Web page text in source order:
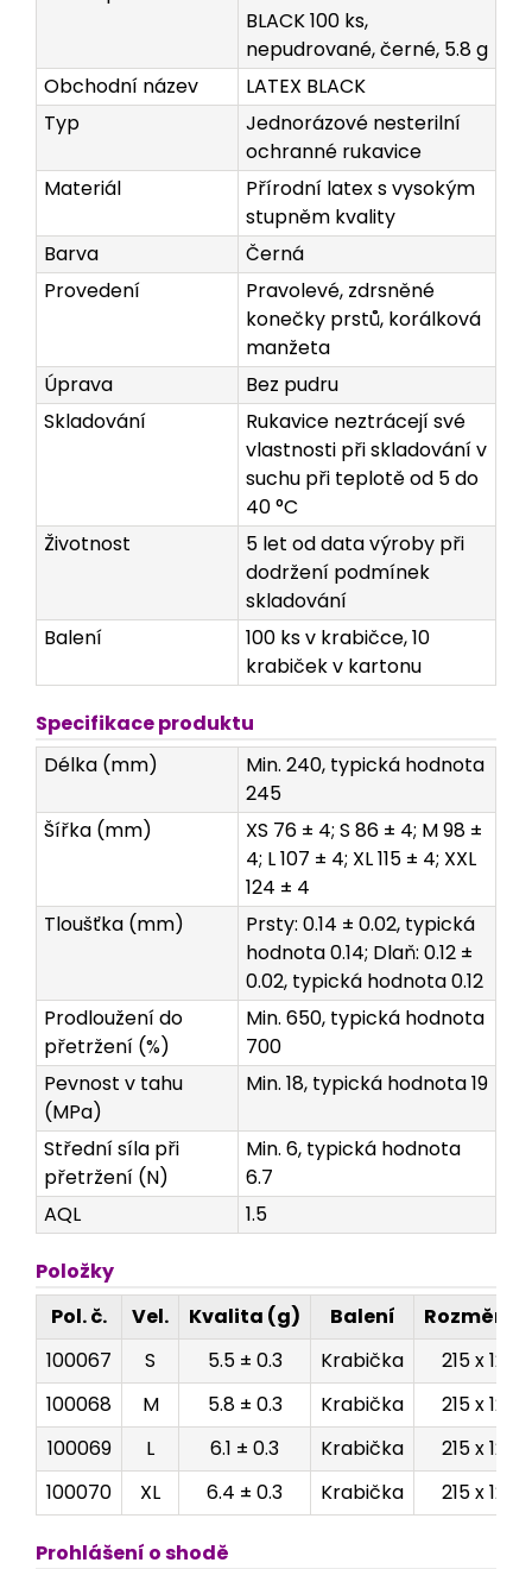
BLACK 100 ks,
nepudrované, černé, 5.8 g
Obchodní název
LATEX BLACK
Typ
Jednorázové nesterilní
ochranné rukavice
Materiál
Přírodní latex s vysokým
stupněm kvality
Barva
Černá
Provedení
Pravolevé, zdrsněné
konečky prstů, korálková
manžeta
Úprava
Bez pudru
Skladování
Rukavice neztrácejí své
vlastnosti při skladování v
suchu při teplotě od 5 do
40 °C
Životnost
5 let od data výroby při
dodržení podmínek
skladování
Balení
100 ks v krabičce, 10
krabiček v kartonu
Specifikace produktu
Délka (mm)
Min. 240, typická hodnota
245
Šířka (mm)
XS 76 ± 4; S 86 ± 4; M 98 ±
4; L 107 ± 4; XL 115 ± 4; XXL
124 ± 4
Tloušťka (mm)
Prsty: 0.14 ± 0.02, typická
hodnota 0.14; Dlaň: 0.12 ±
0.02, typická hodnota 0.12
Prodloužení do
přetržení (%)
Min. 650, typická hodnota
700
Pevnost v tahu
(MPa)
Min. 18, typická hodnota 19
Střední síla při
přetržení (N)
Min. 6, typická hodnota
6.7
AQL
1.5
Položky
Pol. č.
Vel. Kvalita (g) Balení
Rozměry
100067
S 5.5 ± 0.3 Krabička
215 x 120
100068
M 5.8 ± 0.3 Krabička
215 x 120
100069
L 6.1 ± 0.3 Krabička
215 x 120
100070
XL 6.4 ± 0.3 Krabička 215 x 120
Prohlášení o shodě